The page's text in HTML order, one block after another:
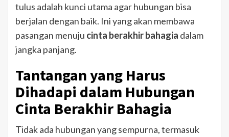
tulus adalah kunci utama agar hubungan bisa
berjalan dengan baik. Ini yang akan membawa
pasangan menuju cinta berakhir bahagia dalam
jangka panjang.
Tantangan yang Harus
Dihadapi dalam Hubungan
Cinta Berakhir Bahagia
Tidak ada hubungan yang sempurna, termasuk